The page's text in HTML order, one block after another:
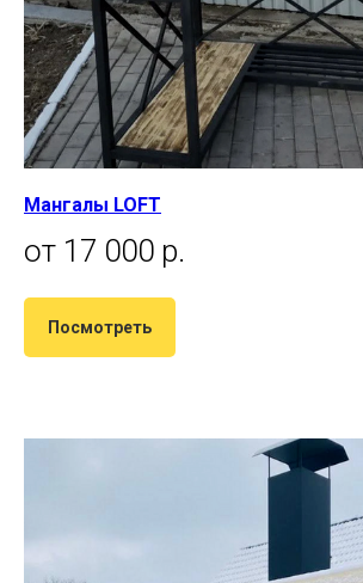
Мангалы LOFT
от 17 000 р.
Посмотреть